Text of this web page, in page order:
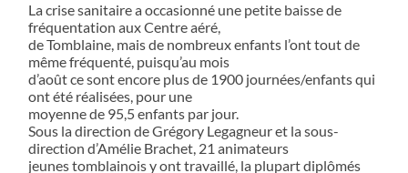
La crise sanitaire a occasionné une petite baisse de
fréquentation aux Centre aéré,
de Tomblaine, mais de nombreux enfants l’ont tout de
même fréquenté, puisqu’au mois
d’août ce sont encore plus de 1900 journées/enfants qui
ont été réalisées, pour une
moyenne de 95,5 enfants par jour.
Sous la direction de Grégory Legagneur et la sous-
direction d’Amélie Brachet, 21 animateurs
jeunes tomblainois y ont travaillé, la plupart diplômés